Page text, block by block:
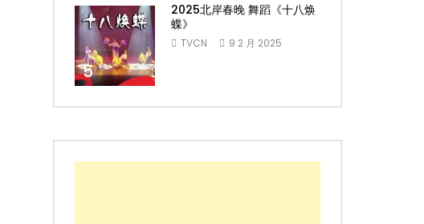
5
2025北岸春晚 舞蹈《十八焕
蝶》
TVCN 9 2 月 2025